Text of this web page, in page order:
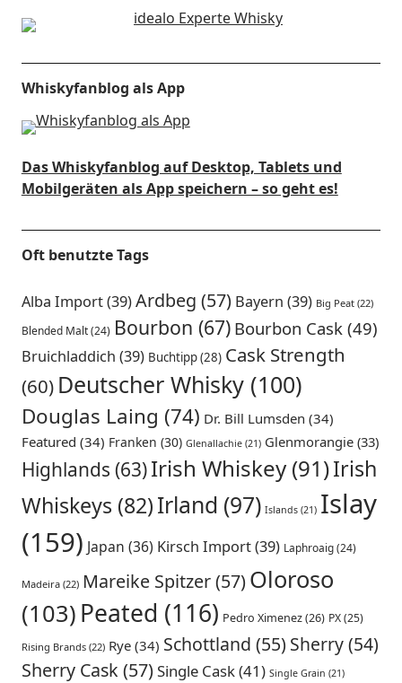
Whiskyfanblog als App
Das Whiskyfanblog auf Desktop, Tablets und
Mobilgeräten als App speichern – so geht es!
Oft benutzte Tags
Alba Import(39)Ardbeg (57) Bayern (39) Big Peat(22)
Blended Malt(24) Bourbon (67) Bourbon Cask(49)
Bruichladdich (39) Buchtipp(28) Cask Strength
(60) Deutscher Whisky(100)
Douglas Laing (74) Dr. Bill Lumsden (34)
Featured (34) Franken (30) Glenallachie(21) Glenmorangie(33)
Highlands (63)Irish Whiskey(91)Irish
Whiskeys (82)Irland (97) Islands(21) Islay
(159) Japan (36) Kirsch Import(39) Laphroaig(24)
Madeira(22) Mareike Spitzer(57)Oloroso
(103) Peated (116) Pedro Ximenez(26) PX(25)
Rising Brands(22) Rye(34) Schottland (55) Sherry(54)
Sherry Cask (57)Single Cask(41) Single Grain (21)